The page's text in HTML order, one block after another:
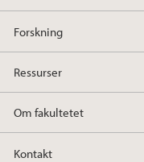
Forskning
Ressurser
Om fakultetet
Kontakt